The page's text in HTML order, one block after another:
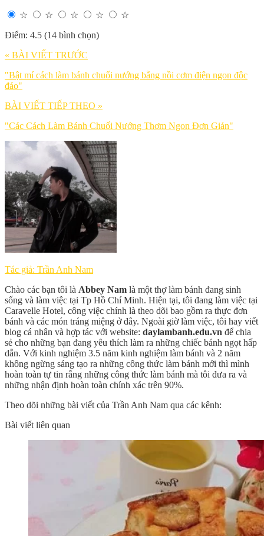
☆ ☆ ☆ ☆
☆
Điểm: 4.5 (14 bình chọn)
« BÀI VIẾT TRƯỚC
"Bật mí cách làm bánh chuối nướng bằng nồi cơm điện ngon độc
đáo"
BÀI VIẾT TIẾP THEO »
"Các Cách Làm Bánh Chuối Nướng Thơm Ngon Đơn Giản"
Tác giả: Trần Anh Nam
Chào các bạn tôi là Abbey Nam là một thợ làm bánh đang sinh
sống và làm việc tại Tp Hồ Chí Minh. Hiện tại, tôi đang làm việc tại
Caravelle Hotel, công việc chính là theo dõi bao gồm ra thực đơn
bánh và các món tráng miệng ở đây. Ngoài giờ làm việc, tôi hay viết
blog cá nhân và hợp tác với website: daylambanh.edu.vn để chia
sẻ cho những bạn đang yêu thích làm ra những chiếc bánh ngọt hấp
dẫn. Với kinh nghiệm 3.5 năm kinh nghiệm làm bánh và 2 năm
không ngừng sáng tạo ra những công thức làm bánh mới thì mình
hoàn toàn tự tin rằng những công thức làm bánh mà tôi đưa ra và
những nhận định hoàn toàn chính xác trên 90%.
Theo dõi những bài viết của Trần Anh Nam qua các kênh:
Bài viết liên quan